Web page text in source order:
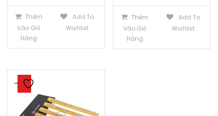
Thêm
Vào Giỏ
Hàng
Add To
Wishlist
Thêm
Vào Giỏ
Hàng
Add To
Wishlist